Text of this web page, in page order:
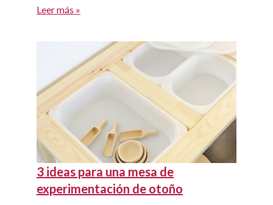
preferida pels més petits)... A més, podreu
Viaró Infantil a les Portes Obertes. Les
professores […]
Leer más »
3 ideas para una mesa de
experimentación de otoño